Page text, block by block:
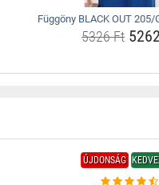
Függöny BLACK OUT
5326 Ft
ÚJDONSÁG